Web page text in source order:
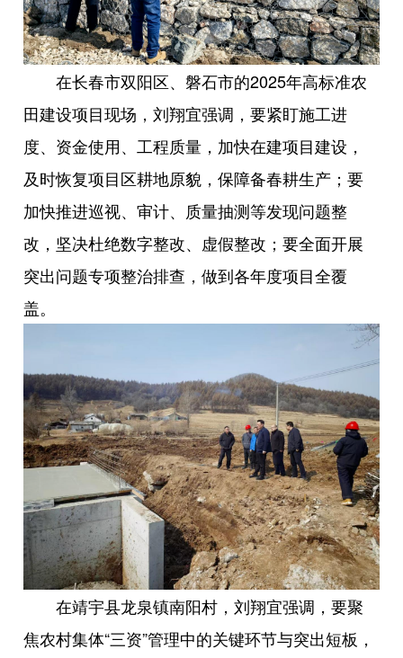
在长春市双阳区、磐石市的2025年高标准农
田建设项目现场，刘翔宜强调，要紧盯施工进
度、资金使用、工程质量，加快在建项目建设，
及时恢复项目区耕地原貌，保障备春耕生产；要
加快推进巡视、审计、质量抽测等发现问题整
改，坚决杜绝数字整改、虚假整改；要全面开展
突出问题专项整治排查，做到各年度项目全覆
盖。
在靖宇县龙泉镇南阳村，刘翔宜强调，要聚
焦农村集体“三资”管理中的关键环节与突出短板，